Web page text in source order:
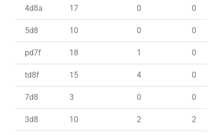
4d8a 17 0 0
5d8 10 0 0
pd7f 18 1 0
td8f 15 4 0
7d8 3 0 0
3d8 10 2 2